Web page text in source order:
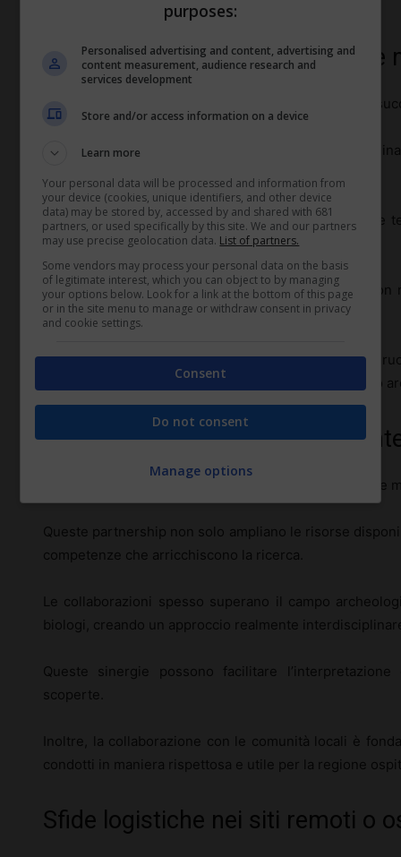
spedizioni archeologiche (diritto-lavoro.com)
Gestione delle risorse durante le
è essenziale per il
Ciò comprende il coordinamento di team
Gli archeologi devono inoltre gestire apparecchiature
datazione.
Una corretta gestione finanziaria è fondamentale,
università e, in alcuni casi, crowdfunding.
La sostenibilità ambientale ha iniziato a ricoprire un
tecniche per minimizzare l’impatto ambientale sul sito
Collaborazioni internazionali e
sono un pilastro nelle
Queste partnership non solo ampliano le risorse
competenze che arricchiscono la ricerca.
Le collaborazioni spesso superano il campo
biologi, creando un approccio realmente
Queste sinergie possono facilitare
scoperte.
Inoltre, la collaborazione con le comunità locali è
condotti in maniera rispettosa e utile per la regione
Sfide logistiche nei siti remoti o
purposes:
Personalised advertising and content, advertising and
content measurement, audience research and
services development
Store and/or access information on a device
Learn more
Your personal data will be processed and information from
your device (cookies, unique identifiers, and other device
data) may be stored by, accessed by and shared with 681
partners, or used specifically by this site. We and our partners
may use precise geolocation data. List of partners.
Some vendors may process your personal data on the basis
of legitimate interest, which you can object to by managing
your options below. Look for a link at the bottom of this page
or in the site menu to manage or withdraw consent in privacy
and cookie settings.
Consent
Do not consent
Manage options